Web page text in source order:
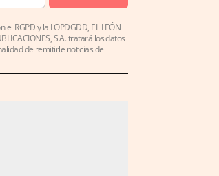
RGPD y la LOPDGDD, EL LEÓN
S.A. tratará los datos
de remitirle noticias de